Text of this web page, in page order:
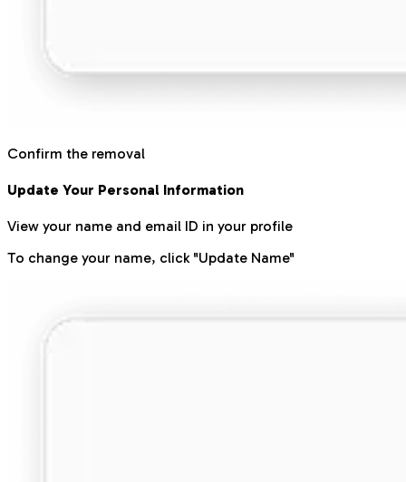
Confirm the removal
Update Your Personal Information
View your name and email ID in your profile
To change your name, click "Update Name"